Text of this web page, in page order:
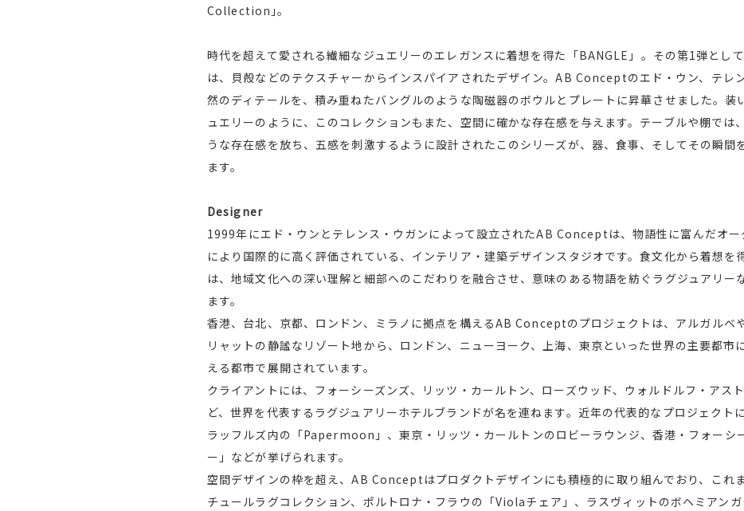
Collection｣。
時代を超えて愛される繊細なジュエリーのエレガンスに着想を得た「BANGLE」。その第1弾とし
は、貝殻などのテクスチャーからインスパイアされたデザイン。AB Conceptのエド・ウン、テレ
然のディテールを、積み重ねたバングルのような陶磁器のボウルとプレートに昇華させました。装
ュエリーのように、このコレクションもまた、空間に確かな存在感を与えます。テーブルや棚では
うな存在感を放ち、五感を刺激するように設計されたこのシリーズが、器、食事、そしてその瞬間
ます。
Designer
1999年にエド・ウンとテレンス・ウガンによって設立されたAB Conceptは、物語性に富んだオー
により国際的に高く評価されている、インテリア・建築デザインスタジオです。食文化から着想を
は、地域文化への深い理解と細部へのこだわりを融合させ、意味のある物語を紡ぐラグジュアリー
ます。
香港、台北、京都、ロンドン、ミラノに拠点を構えるAB Conceptのプロジェクトは、アルガルベ
リャットの静謐なリゾート地から、ロンドン、ニューヨーク、上海、東京といった世界の主要都市
える都市で展開されています。
クライアントには、フォーシーズンズ、リッツ・カールトン、ローズウッド、ウォルドルフ・アス
ど、世界を代表するラグジュアリーホテルブランドが名を連ねます。近年の代表的なプロジェクト
ラッフルズ内の「Papermoon」、東京・リッツ・カールトンのロビーラウンジ、香港・フォーシ
ー」などが挙げられます。
空間デザインの枠を超え、AB Conceptはプロダクトデザインにも積極的に取り組んでおり、これ
チュールラグコレクション、ポルトロナ・フラウの「Violaチェア」、ラスヴィットのボヘミアン